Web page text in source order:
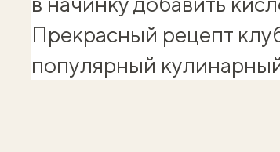
Прекрасный рецепт
популярный